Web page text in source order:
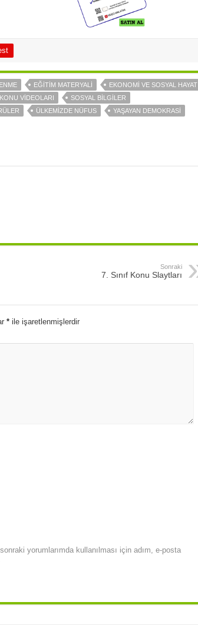
EĞİTİM MATERYALİ
EKONOMİ VE SOSYAL HAYAT
KONU VİDEOLARI
SOSYAL BİLGİLER
ÜLKEMİZDE NÜFUS
YAŞAYAN DEMOKRASİ
Sonraki
7. Sınıf Konu Slaytları
*ile işaretlenmişlerdir
yorumlarımda kullanılması için adım, e-posta